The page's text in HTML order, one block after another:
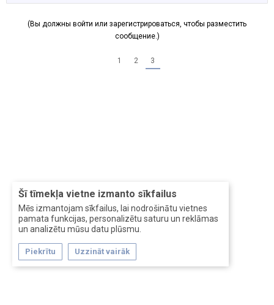
Šī tīmekļa vietne izmanto sīkfailus
Mēs izmantojam sīkfailus, lai nodrošinātu vietnes
pamata funkcijas, personalizētu saturu un reklāmas
un analizētu mūsu datu plūsmu.
Piekrītu Uzzināt vairāk
(Вы должны войти или зарегистрироваться, чтобы разместить
сообщение.)
1 2 3